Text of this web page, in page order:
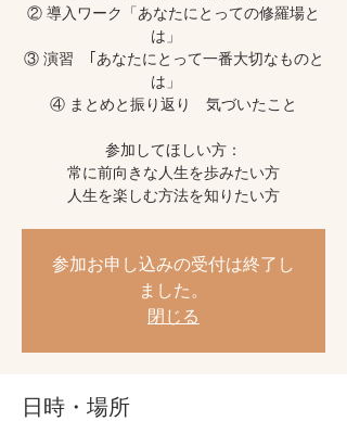
② 導入ワーク「あなたにとっての修羅場と
は」
③ 演習 ｢あなたにとって一番大切なものと
は」
④ まとめと振り返り 気づいたこと
参加してほしい方：
常に前向きな人生を歩みたい方
人生を楽しむ方法を知りたい方
参加お申し込みの受付は終了し
ました。
閉じる
日時・場所